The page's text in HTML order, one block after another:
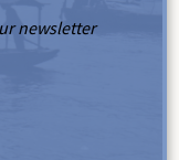
newsletter